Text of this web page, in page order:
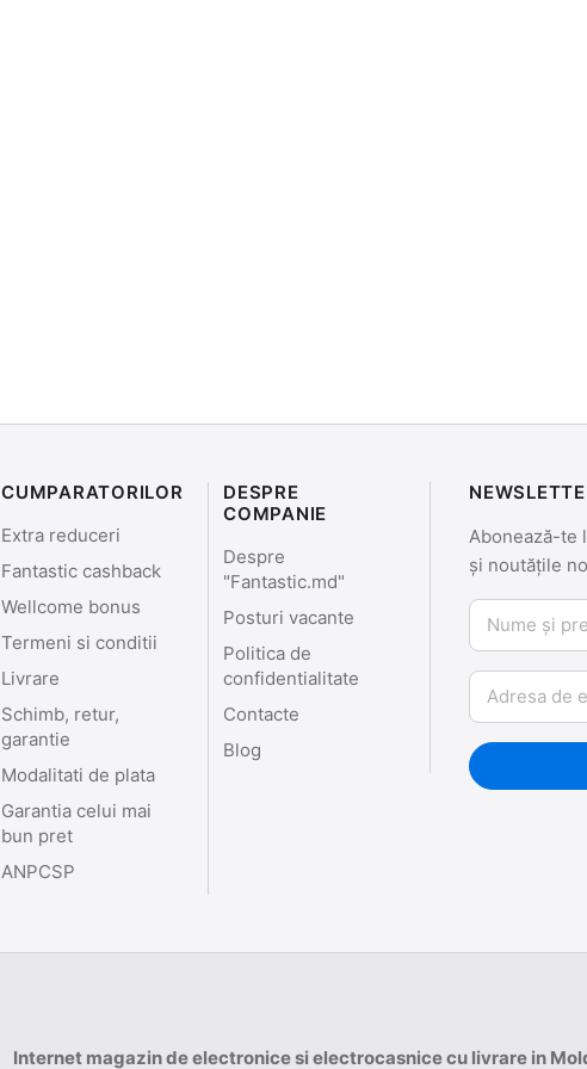
CUMPARATORILOR
Extra reduceri
Fantastic cashback
Wellcome bonus
Termeni si conditii
Livrare
Schimb, retur,
garantie
Modalitati de plata
Garantia celui mai
bun pret
ANPCSP
DESPRE
COMPANIE
Despre
"Fantastic.md"
Posturi vacante
Politica de
confidentialitate
Contacte
Blog
Abonează-te
și noutățile
Nume și
Email
Internet magazin de electronice si electrocasnice cu livrare in